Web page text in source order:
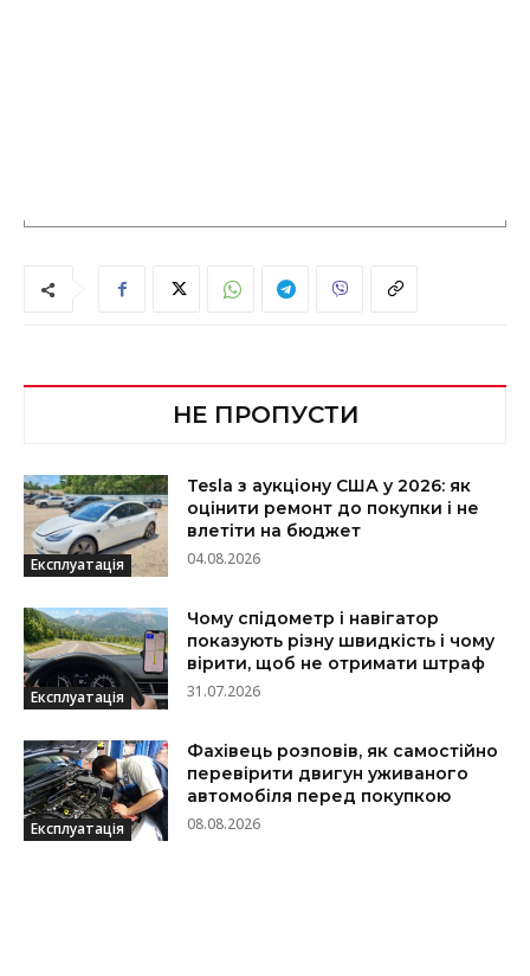
НЕ ПРОПУСТИ
Експлуатація
Tesla з аукціону США у 2026: як
оцінити ремонт до покупки і не
влетіти на бюджет
04.08.2026
Експлуатація
Чому спідометр і навігатор
показують різну швидкість і чому
вірити, щоб не отримати штраф
31.07.2026
Експлуатація
Фахівець розповів, як самостійно
перевірити двигун уживаного
автомобіля перед покупкою
08.08.2026